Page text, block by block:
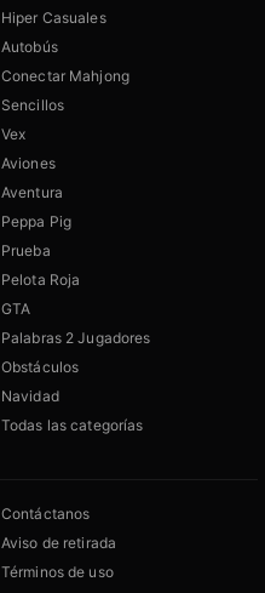
Hiper Casuales
Autobús
Conectar Mahjong
Sencillos
Vex
Aviones
Aventura
Peppa Pig
Prueba
Pelota Roja
GTA
Palabras 2 Jugadores
Obstáculos
Navidad
Todas las categorías
Contáctanos
Aviso de retirada
Términos de uso